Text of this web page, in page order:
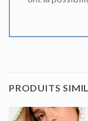
PRODUITS